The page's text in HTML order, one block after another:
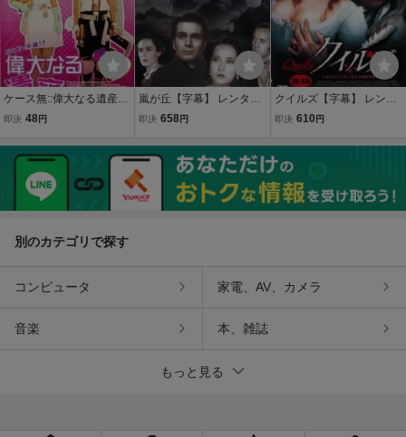
ケース無::偉大なる遺産
【字幕】 レンタル落ち 中
即決 48円
嵐が丘【字幕】 レンタル
落ち 中古 DVD ケース無
即決 658円
クイルズ【字幕】 レンタ
ル落ち 中古 DVD ケース
即決 610 円
別のカテゴリで探す
コンピュータ 家電、AV、カメラ
音楽 本、雑誌
もっと見る